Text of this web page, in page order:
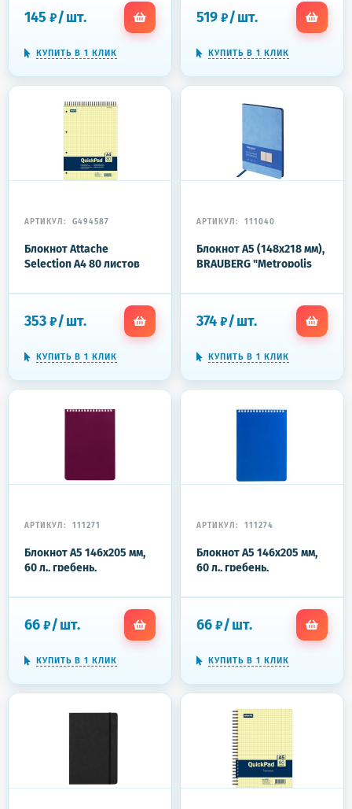
145 ₽/шт.
КУПИТЬ В 1 КЛИК
519 ₽/шт.
КУПИТЬ В 1 КЛИК
АРТИКУЛ: G494587
Блокнот Attache
Selection А4 80 листов
спирали (305х205 мм)
353 ₽/шт.
КУПИТЬ В 1 КЛИК
АРТИКУЛ: 111040
Блокнот А5 (148x218 мм),
BRAUBERG "Metropolis
клетка, голубой, 111040
374 ₽/шт.
КУПИТЬ В 1 КЛИК
АРТИКУЛ: 111271
Блокнот А5 146х205 мм,
60 л., гребень,
лакированный,
BRAUBERG, Бордовый,
111271
66 ₽/шт.
КУПИТЬ В 1 КЛИК
АРТИКУЛ: 111274
Блокнот А5 146х205 мм,
60 л., гребень,
лакированный,
BRAUBERG, Синий, 111274
66 ₽/шт.
КУПИТЬ В 1 КЛИК